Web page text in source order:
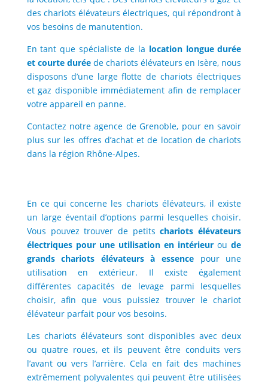
des chariots élévateurs électriques, qui répondront à
vos besoins de manutention.
En tant que spécialiste de la location longue durée
et courte duréede chariots élévateurs en Isère, nous
disposons d’une large flotte de chariots électriques
et gaz disponible immédiatement afin de remplacer
votre appareil en panne.
Contactez notre agence de Grenoble, pour en savoir
plus sur les offres d’achat et de location de chariots
dans la région Rhône-Alpes.
En ce qui concerne les chariots élévateurs, il existe
un large éventail d’options parmi lesquelles choisir.
Vous pouvez trouver de petitschariots élévateurs
électriques pour une utilisation en intérieur oude
grands chariots élévateurs à essence pour une
utilisation en extérieur. Il existe également
différentes capacités de levage parmi lesquelles
choisir, afin que vous puissiez trouver le chariot
élévateur parfait pour vos besoins.
Les chariots élévateurs sont disponibles avec deux
ou quatre roues, et ils peuvent être conduits vers
l’avant ou vers l’arrière. Cela en fait des machines
extrêmement polyvalentes qui peuvent être utilisées